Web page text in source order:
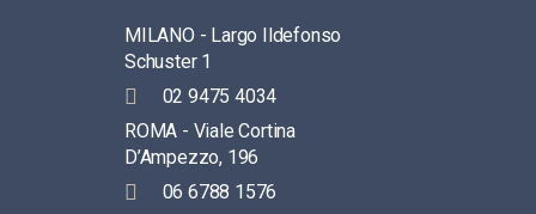
MILANO - Largo Ildefonso
Schuster 1
02 9475 4034
ROMA - Viale Cortina
D’Ampezzo, 196
06 6788 1576